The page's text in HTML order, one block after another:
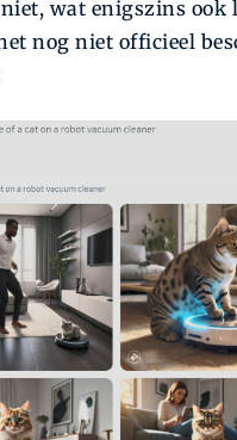
wat enigszins ook
nog niet officieel